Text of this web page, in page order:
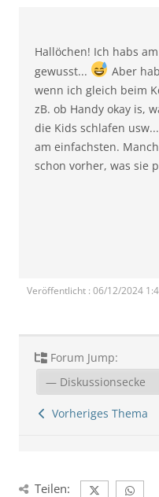
Hallöchen! Ich habs
gewusst...
Aber
wenn ich gleich beim
zB. ob Handy okay is,
die Kids schlafen
am einfachsten.
schon vorher, was sie
Veröffentlicht : 06/12/2024
Forum Jump:
Vorheriges Thema
Teilen: